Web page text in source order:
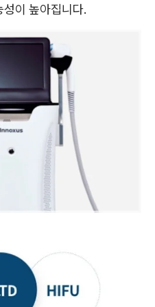
이 높아집니다.